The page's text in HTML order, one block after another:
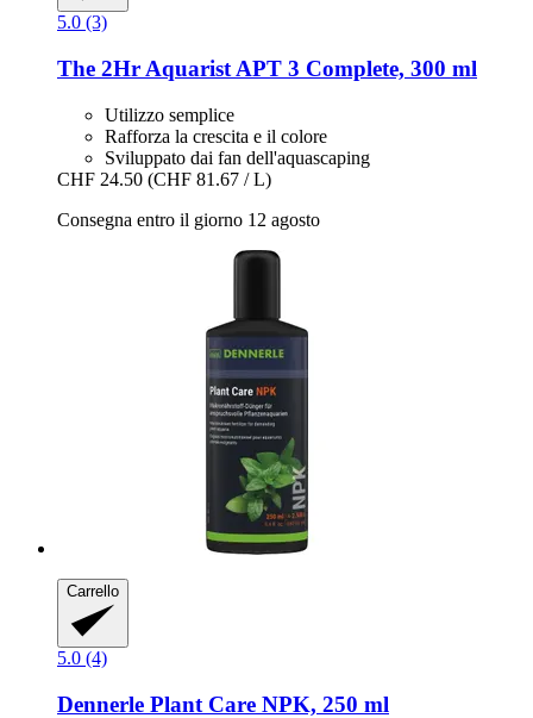
5.0 (3)
The 2Hr Aquarist APT 3 Complete, 300 ml
Utilizzo semplice
Rafforza la crescita e il colore
Sviluppato dai fan dell'aquascaping
CHF 24.50 (CHF 81.67 / L)
Consegna entro il giorno 12 agosto
Carrello
5.0 (4)
Dennerle Plant Care NPK, 250 ml